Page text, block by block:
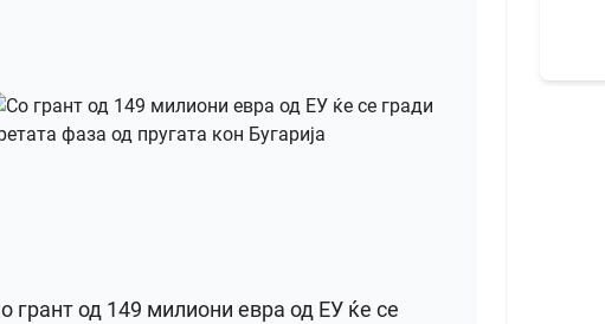
грант од 149 милиони евра од ЕУ ќе се